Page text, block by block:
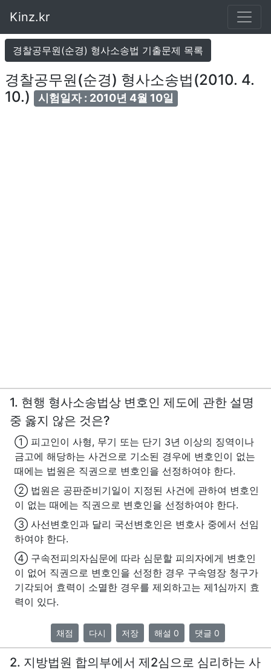
Kinz.kr
경찰공무원(순경) 형사소송법 기출문제 목록
경찰공무원(순경) 형사소송법(2010. 4.
10.)
시험일자 : 2010년 4월 10일
1. 현행 형사소송법상 변호인 제도에 관한 설명
중 옳지 않은 것은?
① 피고인이 사형, 무기 또는 단기 3년 이상의 징역이나
금고에 해당하는 사건으로 기소된 경우에 변호인이 없는
때에는 법원은 직권으로 변호인을 선정하여야 한다.
② 법원은 공판준비기일이 지정된 사건에 관하여 변호인
이 없는 때에는 직권으로 변호인을 선정하여야 한다.
③ 사선변호인과 달리 국선변호인은 변호사 중에서 선임
하여야 한다.
④ 구속전피의자심문에 따라 심문할 피의자에게 변호인
이 없어 직권으로 변호인을 선정한 경우 구속영장 청구가
기각되어 효력이 소멸한 경우를 제외하고는 제1심까지 효
력이 있다.
채점 다시 저장 해설 0 댓글 0
2. 지방법원 합의부에서 제2심으로 심리하는 사